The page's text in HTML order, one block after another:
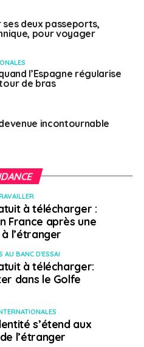
ont été mis en
les inquiétudes des
CORONAVIRUS
juillet
conseils aux voyageurs
deux passeports,
pour voyager
l’Espagne régularise
de bras
incontournable
à télécharger :
France après une
l’étranger
AU BANC D'ESSAI
à télécharger:
dans le Golfe
s’étend aux
l’étranger